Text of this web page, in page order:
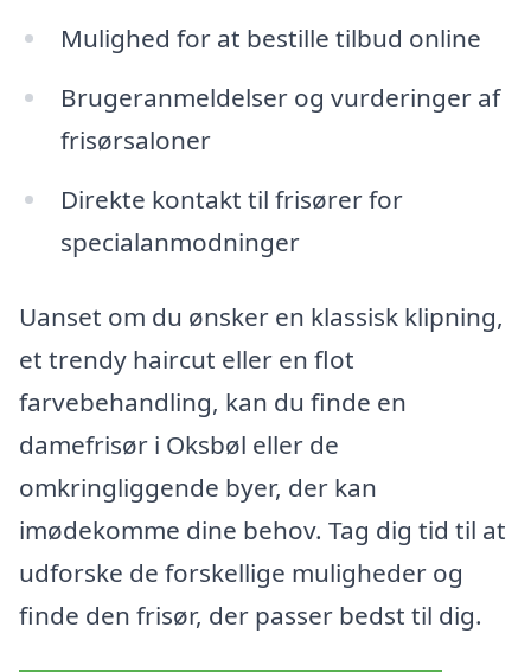
Mulighed for at bestille tilbud online
Brugeranmeldelser og vurderinger af
frisørsaloner
Direkte kontakt til frisører for
specialanmodninger
Uanset om du ønsker en klassisk klipning,
et trendy haircut eller en flot
farvebehandling, kan du finde en
damefrisør i Oksbøl eller de
omkringliggende byer, der kan
imødekomme dine behov. Tag dig tid til at
udforske de forskellige muligheder og
finde den frisør, der passer bedst til dig.